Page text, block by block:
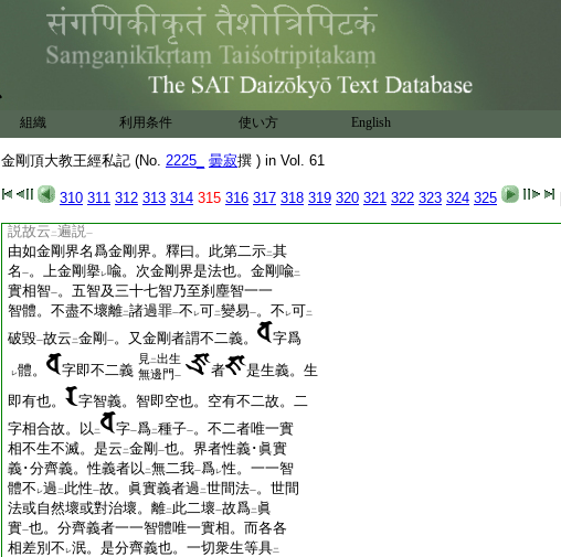
組織 利用条件 使い方 English
金剛頂大教王經私記 (No. 2225_ 曇寂撰 ) in Vol. 61
310 311 312 313 314 315 316 317 318 319 320 321 322 323 324 325
此展轉流出共成 三十七位 。以成
解脱輪大
曼荼羅上 云云 應レ
知所生加持金剛三摩地。即
是金剛界曼荼羅相應三摩地。具如 上辨一
説金剛界至大曼荼羅。釋曰。從 此已下二明
レ二。初經家叙説可レ知。
二説偈亦爲
四。初明 許演説 。二先示 其名 。
三説 建 立大輪壇 。四叙 授弟子等 。是即
初也。上請レ 説二勝大曼荼羅一故。今許云二
當我
遍説勝大曼荼羅 。此大曼荼羅是毘盧遮那
自證之法。淨妙提胡極無比味無過上味超 二
説故云 二遍説一
由如金剛界名爲金剛界。釋曰。此第二示二其
名 一。上金剛擧レ喩。次金剛界是法也。金剛喩二
實相智一。五智及三十七智乃至刹塵智一一
智體。不盡不壞離二諸過罪一不 レ可二變易一。不 レ可二
破毀一故云 二金剛 一。又金剛者謂不二義。 字爲
レ體。 字即不二義
見 二出生
無邊門一 者
是生義。生
即有也。
字智義。智即空也。空有不二故。二
字相合故。以 二 字一爲二種子一。不二者唯一實
相不生不滅。是云 二金剛 一也。界者性義･眞實
義･分齊義。性義者以 二無二我一爲レ性。一一智
體不 レ過 二 此性一故。眞實義者過 二世間法一。世間
法或自然壞或對治壞。離二 此二壞一故爲二 眞
實一也。分齊義者一一智體唯一實相。而各各
相差別不 レ泯。是分齊義也。一切衆生等具二